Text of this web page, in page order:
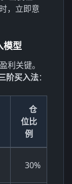
，立即意
模型
利关键。
阶买入法：
仓
位比
例
30%